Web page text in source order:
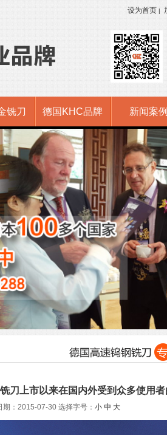
设为首页 |
铣刀 德国KHC品牌 新闻案例
刀上市以来在国内外受到众多使用
期：2015-07-30 选择字号： 小 中 大